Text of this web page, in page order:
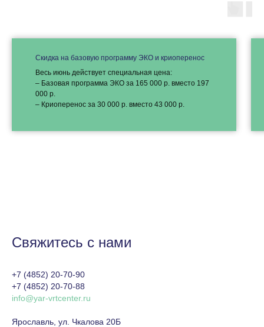
Скидка на базовую программу ЭКО и криоперенос
Весь июнь действует специальная цена:
– Базовая программа ЭКО за 165 000 р. вместо 197
000 р.
– Криоперенос за 30 000 р. вместо 43 000 р.
Свяжитесь с нами
+7 (4852) 20-70-90
+7 (4852) 20-70-88
info@yar-vrtcenter.ru
Ярославль, ул. Чкалова 20Б